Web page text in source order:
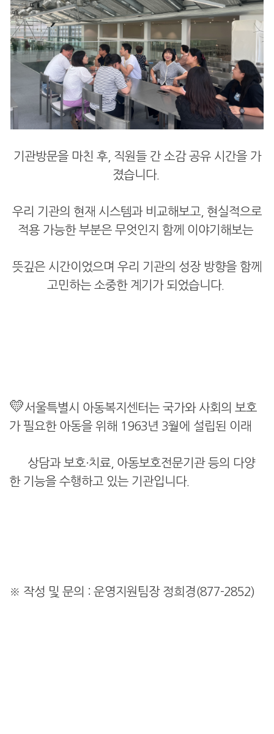
기관방문을 마친 후, 직원들 간 소감 공유 시간을 가
졌습니다.
우리 기관의 현재 시스템과 비교해보고, 현실적으로
적용 가능한 부분은 무엇인지 함께 이야기해보는
뜻깊은 시간이었으며 우리 기관의 성장 방향을 함께
고민하는 소중한 계기가 되었습니다.
💛서울특별시 아동복지센터는 국가와 사회의 보호
가 필요한 아동을 위해 1963년 3월에 설립된 이래
상담과 보호·치료, 아동보호전문기관 등의 다양
한 기능을 수행하고 있는 기관입니다.
※ 작성 및 문의 : 운영지원팀장 정희경(877-2852)